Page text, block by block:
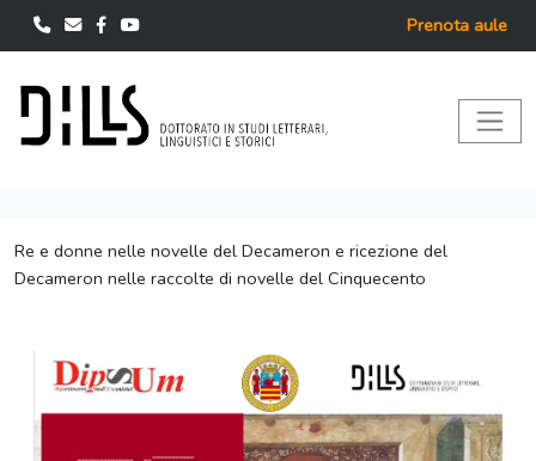
Prenota aule
Re e donne nelle novelle del Decameron e ricezione del
Decameron nelle raccolte di novelle del Cinquecento